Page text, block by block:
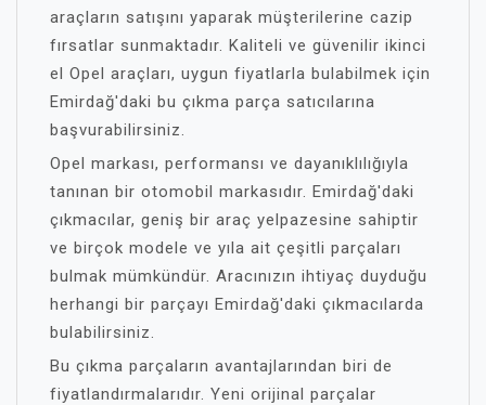
araçların satışını yaparak müşterilerine cazip
fırsatlar sunmaktadır. Kaliteli ve güvenilir ikinci
el Opel araçları, uygun fiyatlarla bulabilmek için
Emirdağ'daki bu çıkma parça satıcılarına
başvurabilirsiniz.
Opel markası, performansı ve dayanıklılığıyla
tanınan bir otomobil markasıdır. Emirdağ'daki
çıkmacılar, geniş bir araç yelpazesine sahiptir
ve birçok modele ve yıla ait çeşitli parçaları
bulmak mümkündür. Aracınızın ihtiyaç duyduğu
herhangi bir parçayı Emirdağ'daki çıkmacılarda
bulabilirsiniz.
Bu çıkma parçaların avantajlarından biri de
fiyatlandırmalarıdır. Yeni orijinal parçalar